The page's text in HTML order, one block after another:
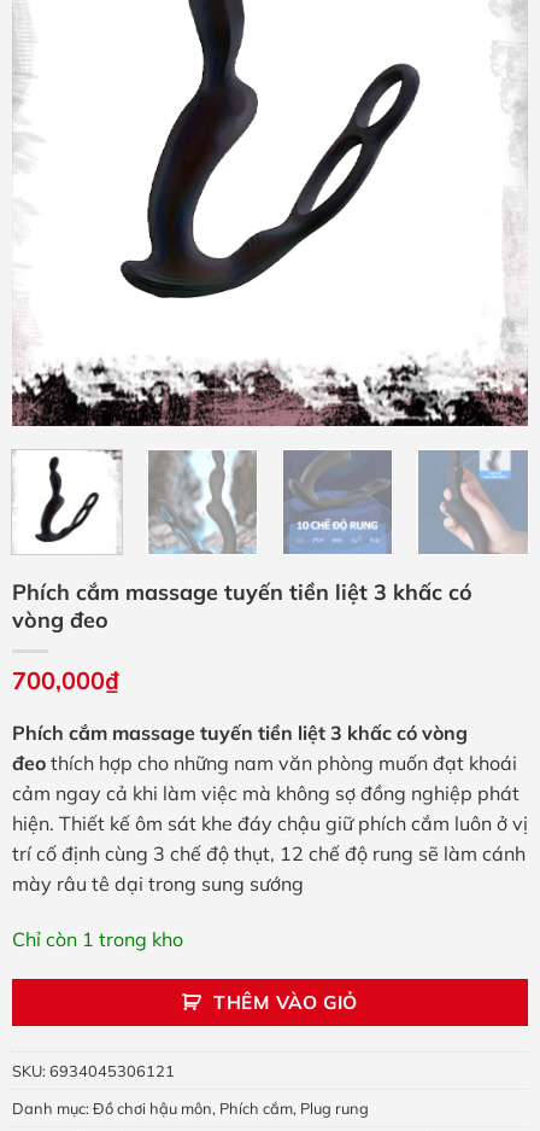
Phích cắm massage tuyến tiền liệt 3 khấc có
vòng đeo
700,000₫
Phích cắm massage tuyến tiền liệt 3 khấc có vòng
đeothích hợp cho những nam văn phòng muốn đạt khoái
cảm ngay cả khi làm việc mà không sợ đồng nghiệp phát
hiện. Thiết kế ôm sát khe đáy chậu giữ phích cắm luôn ở vị
trí cố định cùng 3 chế độ thụt, 12 chế độ rung sẽ làm cánh
mày râu tê dại trong sung sướng
Chỉ còn 1 trong kho
THÊM VÀO GIỎ
SKU: 6934045306121
Danh mục: Đồ chơi hậu môn, Phích cắm, Plug rung